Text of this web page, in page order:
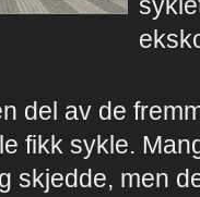
del av de
fikk sykle.
skjedde, men